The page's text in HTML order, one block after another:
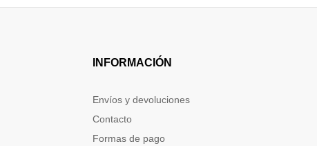
INFORMACIÓN
Envíos y devoluciones
Contacto
Formas de pago